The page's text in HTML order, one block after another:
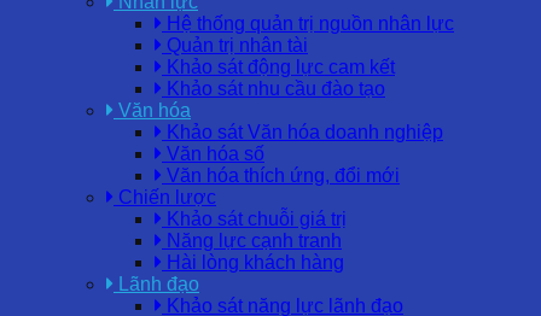
Hệ thống quản trị nguồn nhân lực
Quản trị nhân tài
Khảo sát động lực cam kết
Khảo sát nhu cầu đào tạo
Văn hóa
Khảo sát Văn hóa doanh nghiệp
Văn hóa số
Văn hóa thích ứng, đổi mới
Chiến lược
Khảo sát chuỗi giá trị
Năng lực cạnh tranh
Hài lòng khách hàng
Lãnh đạo
Khảo sát năng lực lãnh đạo